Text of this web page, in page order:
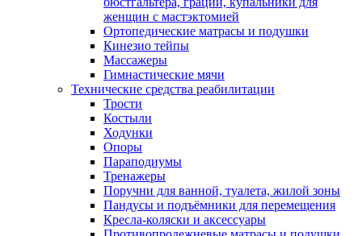
женщин с мастэктомией
Ортопедические матрасы и подушки
Кинезио тейпы
Массажеры
Гимнастические мячи
Технические средства реабилитации
Трости
Костыли
Ходунки
Опоры
Параподиумы
Тренажеры
Поручни для ванной, туалета, жилой зоны
Пандусы и подъёмники для перемещения
Кресла-коляски и аксессуары